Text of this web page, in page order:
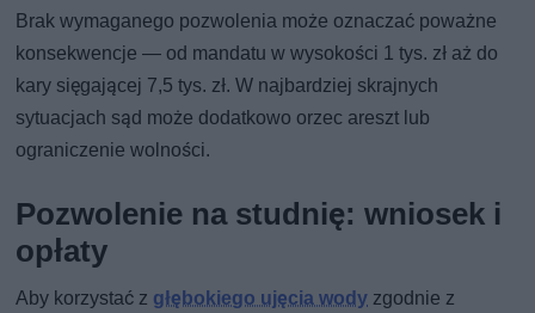
Brak wymaganego pozwolenia może oznaczać poważne
konsekwencje — od mandatu w wysokości 1 tys. zł aż do
kary sięgającej 7,5 tys. zł. W najbardziej skrajnych
sytuacjach sąd może dodatkowo orzec areszt lub
ograniczenie wolności.
Pozwolenie na studnię: wniosek i
opłaty
Aby korzystać z głębokiego ujęcia wody zgodnie z